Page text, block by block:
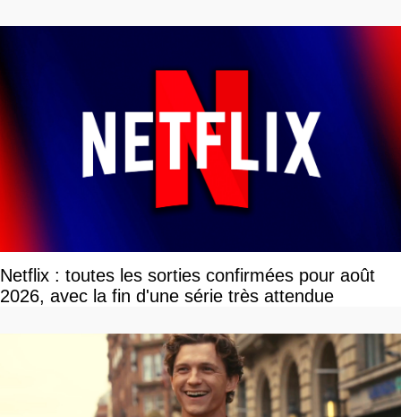
Netflix : toutes les sorties confirmées pour août
2026, avec la fin d'une série très attendue